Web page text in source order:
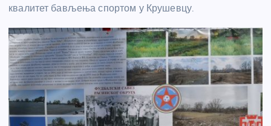
квалитет бављења спортом у Крушевцу.